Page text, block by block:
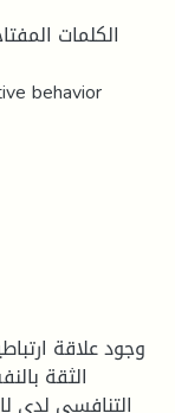
الكلمات
وجود علاقة
الثقة
التنافسي لدى